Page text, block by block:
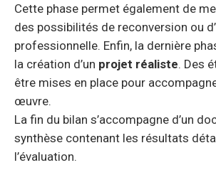
Cette phase permet également de
des possibilités de reconversion ou
professionnelle. Enfin, la dernière
la création d’un projet réaliste. Des
être mises en place pour
œuvre.
La fin du bilan s’accompagne d’un
synthèse contenant les résultats
l’évaluation.